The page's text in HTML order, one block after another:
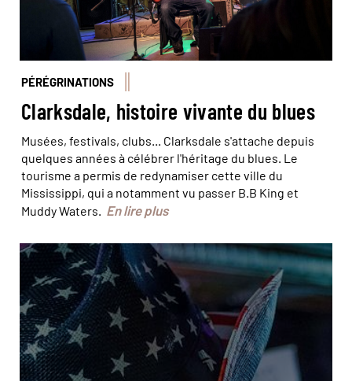
PÉRÉGRINATIONS
Clarksdale, histoire vivante du blues
Musées, festivals, clubs... Clarksdale s'attache depuis
quelques années à célébrer l'héritage du blues. Le
tourisme a permis de redynamiser cette ville du
Mississippi, qui a notamment vu passer B.B King et
Muddy Waters.
En lire plus